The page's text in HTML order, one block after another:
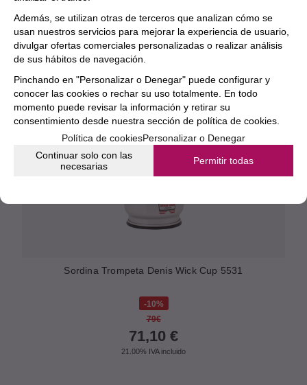
Sordina Trompeta Denis Wick Cup 5531
10%
79€
71,10 €
21.00% IVA incluido
Además, se utilizan otras de terceros que analizan cómo se
usan nuestros servicios para mejorar la experiencia de usuario,
divulgar ofertas comerciales personalizadas o realizar análisis
de sus hábitos de navegación.
Pinchando en "Personalizar o Denegar" puede configurar y
conocer las cookies o rechar su uso totalmente. En todo
momento puede revisar la información y retirar su
consentimiento desde nuestra sección de política de cookies.
Política de cookiesPersonalizar o Denegar
Continuar solo con las
necesarias
Permitir todas